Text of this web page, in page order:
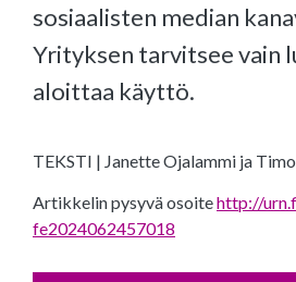
sosiaalisten median
Yrityksen tarvitsee vain
aloittaa käyttö.
TEKSTI | Janette Ojalammi ja
Artikkelin pysyvä osoitehttp://
fe2024062457018